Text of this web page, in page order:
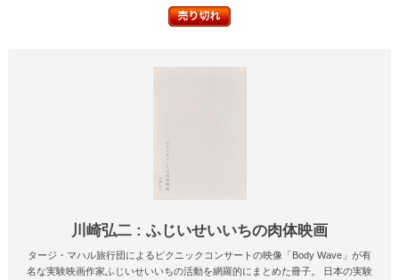
川崎弘二 : ふじいせいいちの肉体映画
タージ・マハル旅行団によるピクニックコンサートの映像「Body Wave」が有
名な実験映画作家ふじいせいいちの活動を網羅的にまとめた冊子。 日本の実験